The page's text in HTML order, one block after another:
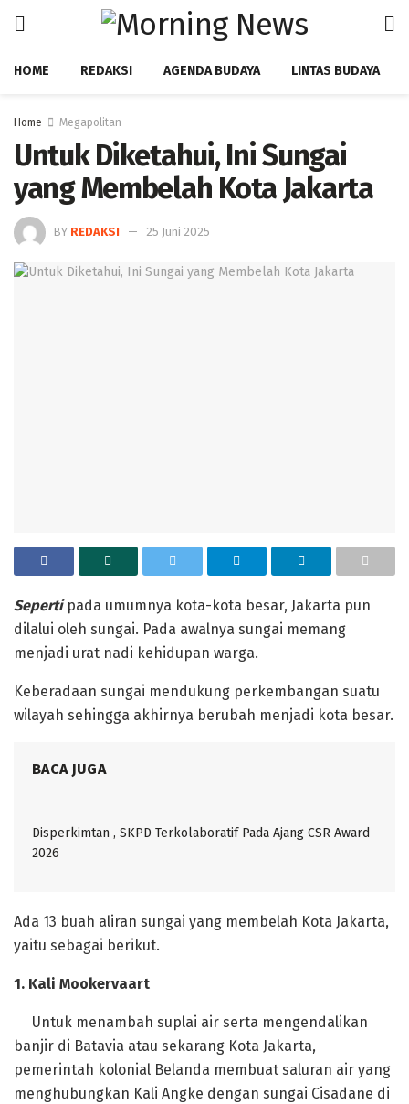
HOME REDAKSI AGENDA BUDAYA LINTAS BUDAYA
Home Megapolitan
Untuk Diketahui, Ini Sungai
yang Membelah Kota Jakarta
BY REDAKSI 25 Juni 2025
Sepertipada umumnya kota-kota besar, Jakarta pun
dilalui oleh sungai. Pada awalnya sungai memang
menjadi urat nadi kehidupan warga.
‎Keberadaan sungai mendukung perkembangan suatu
wilayah sehingga akhirnya berubah menjadi kota besar.
BACA JUGA
Disperkimtan , SKPD Terkolaboratif Pada Ajang CSR Award
2026
‎Ada 13 buah aliran sungai yang membelah Kota Jakarta,
yaitu sebagai berikut.
‎1. Kali Mookervaart
Untuk menambah suplai air serta mengendalikan
banjir di Batavia atau sekarang Kota Jakarta,
pemerintah kolonial Belanda membuat saluran air yang
menghubungkan Kali Angke dengan sungai Cisadane di